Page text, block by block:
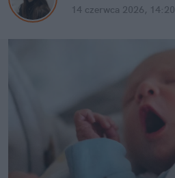
14 czerwca 2026, 14:20